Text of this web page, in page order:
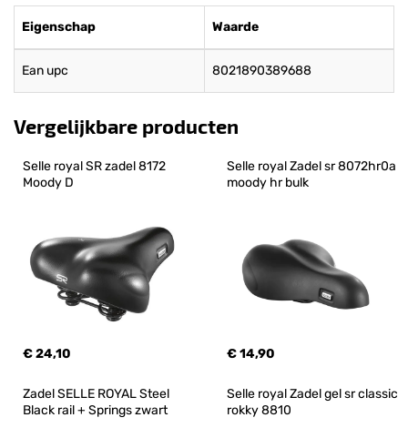
Eigenschap Waarde
Ean upc 8021890389688
Vergelijkbare producten
Selle royal SR zadel 8172
Moody D
€ 24,10
Selle royal Zadel sr 8072hr0a
moody hr bulk
€ 14,90
Zadel SELLE ROYAL Steel
Black rail + Springs zwart
Selle royal Zadel gel sr classic
rokky 8810